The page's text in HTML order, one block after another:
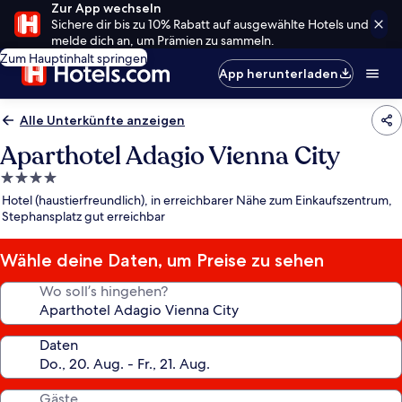
Zur App wechseln
Sichere dir bis zu 10% Rabatt auf ausgewählte Hotels und
melde dich an, um Prämien zu sammeln.
Zum Hauptinhalt springen
App herunterladen
Alle Unterkünfte anzeigen
Aparthotel Adagio Vienna City
4.0-
Sterne-
Unterkunft
Hotel (haustierfreundlich), in erreichbarer Nähe zum Einkaufszentrum,
Stephansplatz gut erreichbar
Wähle deine Daten, um Preise zu sehen
Wo soll’s hingehen?
Daten